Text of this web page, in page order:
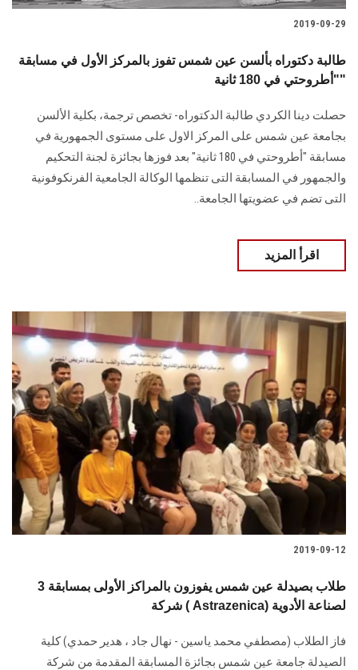
2019-09-29
طالبة دكتوراه بألسن عين شمس تفوز بالمركز الأول في مسابقة
"أطروحتي في 180 ثانية"
حصلت دينا الكردي طالبة الدكتوراه- تخصص ترجمة، بكلية الألسن
بجامعة عين شمس على المركز الاول على مستوى الجمهورية في
مسابقة "أطروحتي في 180 ثانية" بعد فوزها بجائزة لجنة التحكيم
والجمهور في المسابقة التى تنظمها الوكالة الجامعية الفرنكوفونية
التى تضم في عضويتها الجامعة..
اقرأ المزيد
2019-09-12
3 طلاب بصيدلة عين شمس يفوزون بالمراكز الأولى بمسابقة
شركة ( Astrazenica) لصناعة الأدوية
فاز الطلاب (مصطفي محمد ياسين - نهال جاد ، هدير حمدي) كلية
الصيدلة جامعة عين شمس بجائزة المسابقة المقدمة من شركة